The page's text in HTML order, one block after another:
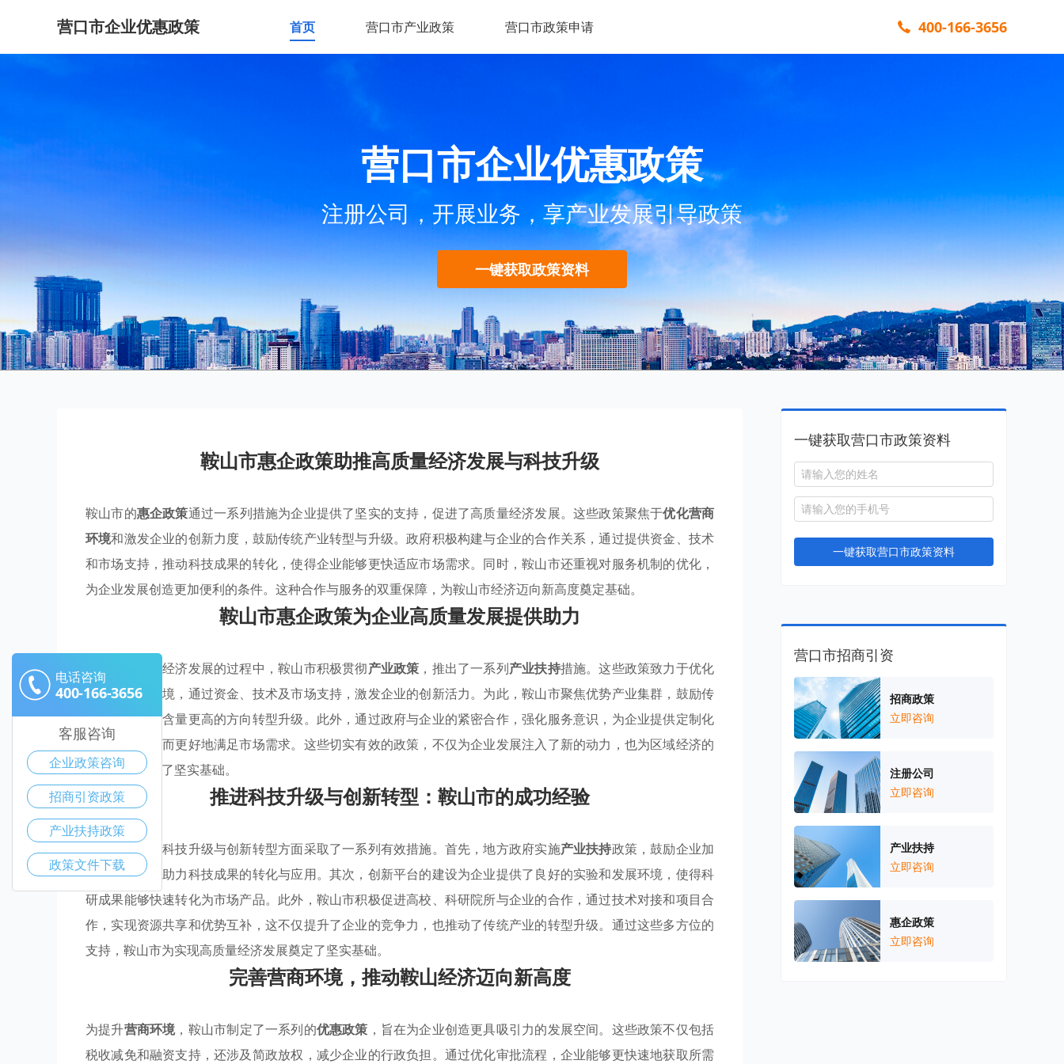
营口市企业优惠政策 首页 营口市产业政策 营口市政策申请 400-166-3656
营口市企业优惠政策
注册公司，开展业务，享产业发展引导政策
一键获取政策资料
鞍山市惠企政策助推高质量经济发展与科技升级
鞍山市的惠企政策通过一系列措施为企业提供了坚实的支持，促进了高质量经济发展。这些政策聚焦于优化营商
环境和激发企业的创新力度，鼓励传统产业转型与升级。政府积极构建与企业的合作关系，通过提供资金、技术
和市场支持，推动科技成果的转化，使得企业能够更快适应市场需求。同时，鞍山市还重视对服务机制的优化，
为企业发展创造更加便利的条件。这种合作与服务的双重保障，为鞍山市经济迈向新高度奠定基础。
鞍山市惠企政策为企业高质量发展提供助力
在推动高质量经济发展的过程中，鞍山市积极贯彻产业政策 ，推出了一系列产业扶持措施。这些政策致力于优化
企业的经营环境，通过资金、技术及市场支持，激发企业的创新活力。为此，鞍山市聚焦优势产业集群，鼓励传
统产业向科技含量更高的方向转型升级。此外，通过政府与企业的紧密合作，强化服务意识，为企业提供定制化
解决方案，从而更好地满足市场需求。这些切实有效的政策，不仅为企业发展注入了新的动力，也为区域经济的
可持续性奠定了坚实基础。
推进科技升级与创新转型：鞍山市的成功经验
鞍山市在推进科技升级与创新转型方面采取了一系列有效措施。首先，地方政府实施产业扶持政策，鼓励企业加
大研发投入，助力科技成果的转化与应用。其次，创新平台的建设为企业提供了良好的实验和发展环境，使得科
研成果能够快速转化为市场产品。此外，鞍山市积极促进高校、科研院所与企业的合作，通过技术对接和项目合
作，实现资源共享和优势互补，这不仅提升了企业的竞争力，也推动了传统产业的转型升级。通过这些多方位的
支持，鞍山市为实现高质量经济发展奠定了坚实基础。
完善营商环境，推动鞍山经济迈向新高度
为提升营商环境，鞍山市制定了一系列的优惠政策 ，旨在为企业创造更具吸引力的发展空间。这些政策不仅包括
税收减免和融资支持，还涉及简政放权，减少企业的行政负担。通过优化审批流程，企业能够更快速地获取所需
一键获取营口市政策资料
一键获取营口市政策资料
营口市招商引资
招商政策
立即咨询
注册公司
立即咨询
产业扶持
立即咨询
惠企政策
立即咨询
电话咨询
400-166-3656
客服咨询
企业政策咨询
招商引资政策
产业扶持政策
政策文件下载